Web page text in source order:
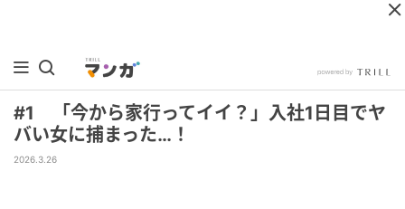
#1 「今から家行ってイイ？」入社1日目でヤ
バい女に捕まった…！
2026.3.26